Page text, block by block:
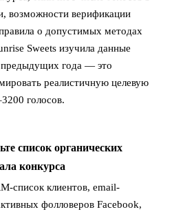
возможности верификации
о допустимых методах
Sweets изучила данные
предыдущих года — это
реалистичную целевую
голосов.
список органических
конкурса
список клиентов, email-
фолловеров Facebook,